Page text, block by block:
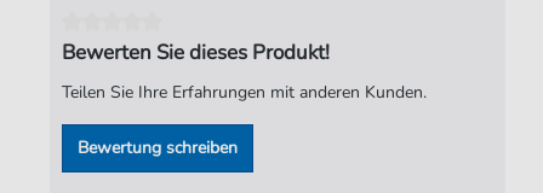
Bewerten Sie dieses Produkt!
Teilen Sie Ihre Erfahrungen mit anderen Kunden.
Bewertung schreiben